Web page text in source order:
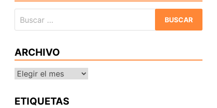
ARCHIVO
Archivo
ETIQUETAS